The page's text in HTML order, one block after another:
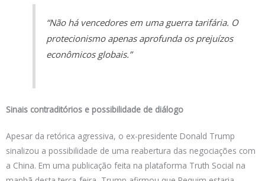
“Não há vencedores em uma guerra tarifária. O
protecionismo apenas aprofunda os prejuízos
econômicos globais.”
Sinais contraditórios e possibilidade de diálogo
Apesar da retórica agressiva, o ex-presidente Donald Trump
sinalizou a possibilidade de uma reabertura das negociações com
a China. Em uma publicação feita na plataforma Truth Social na